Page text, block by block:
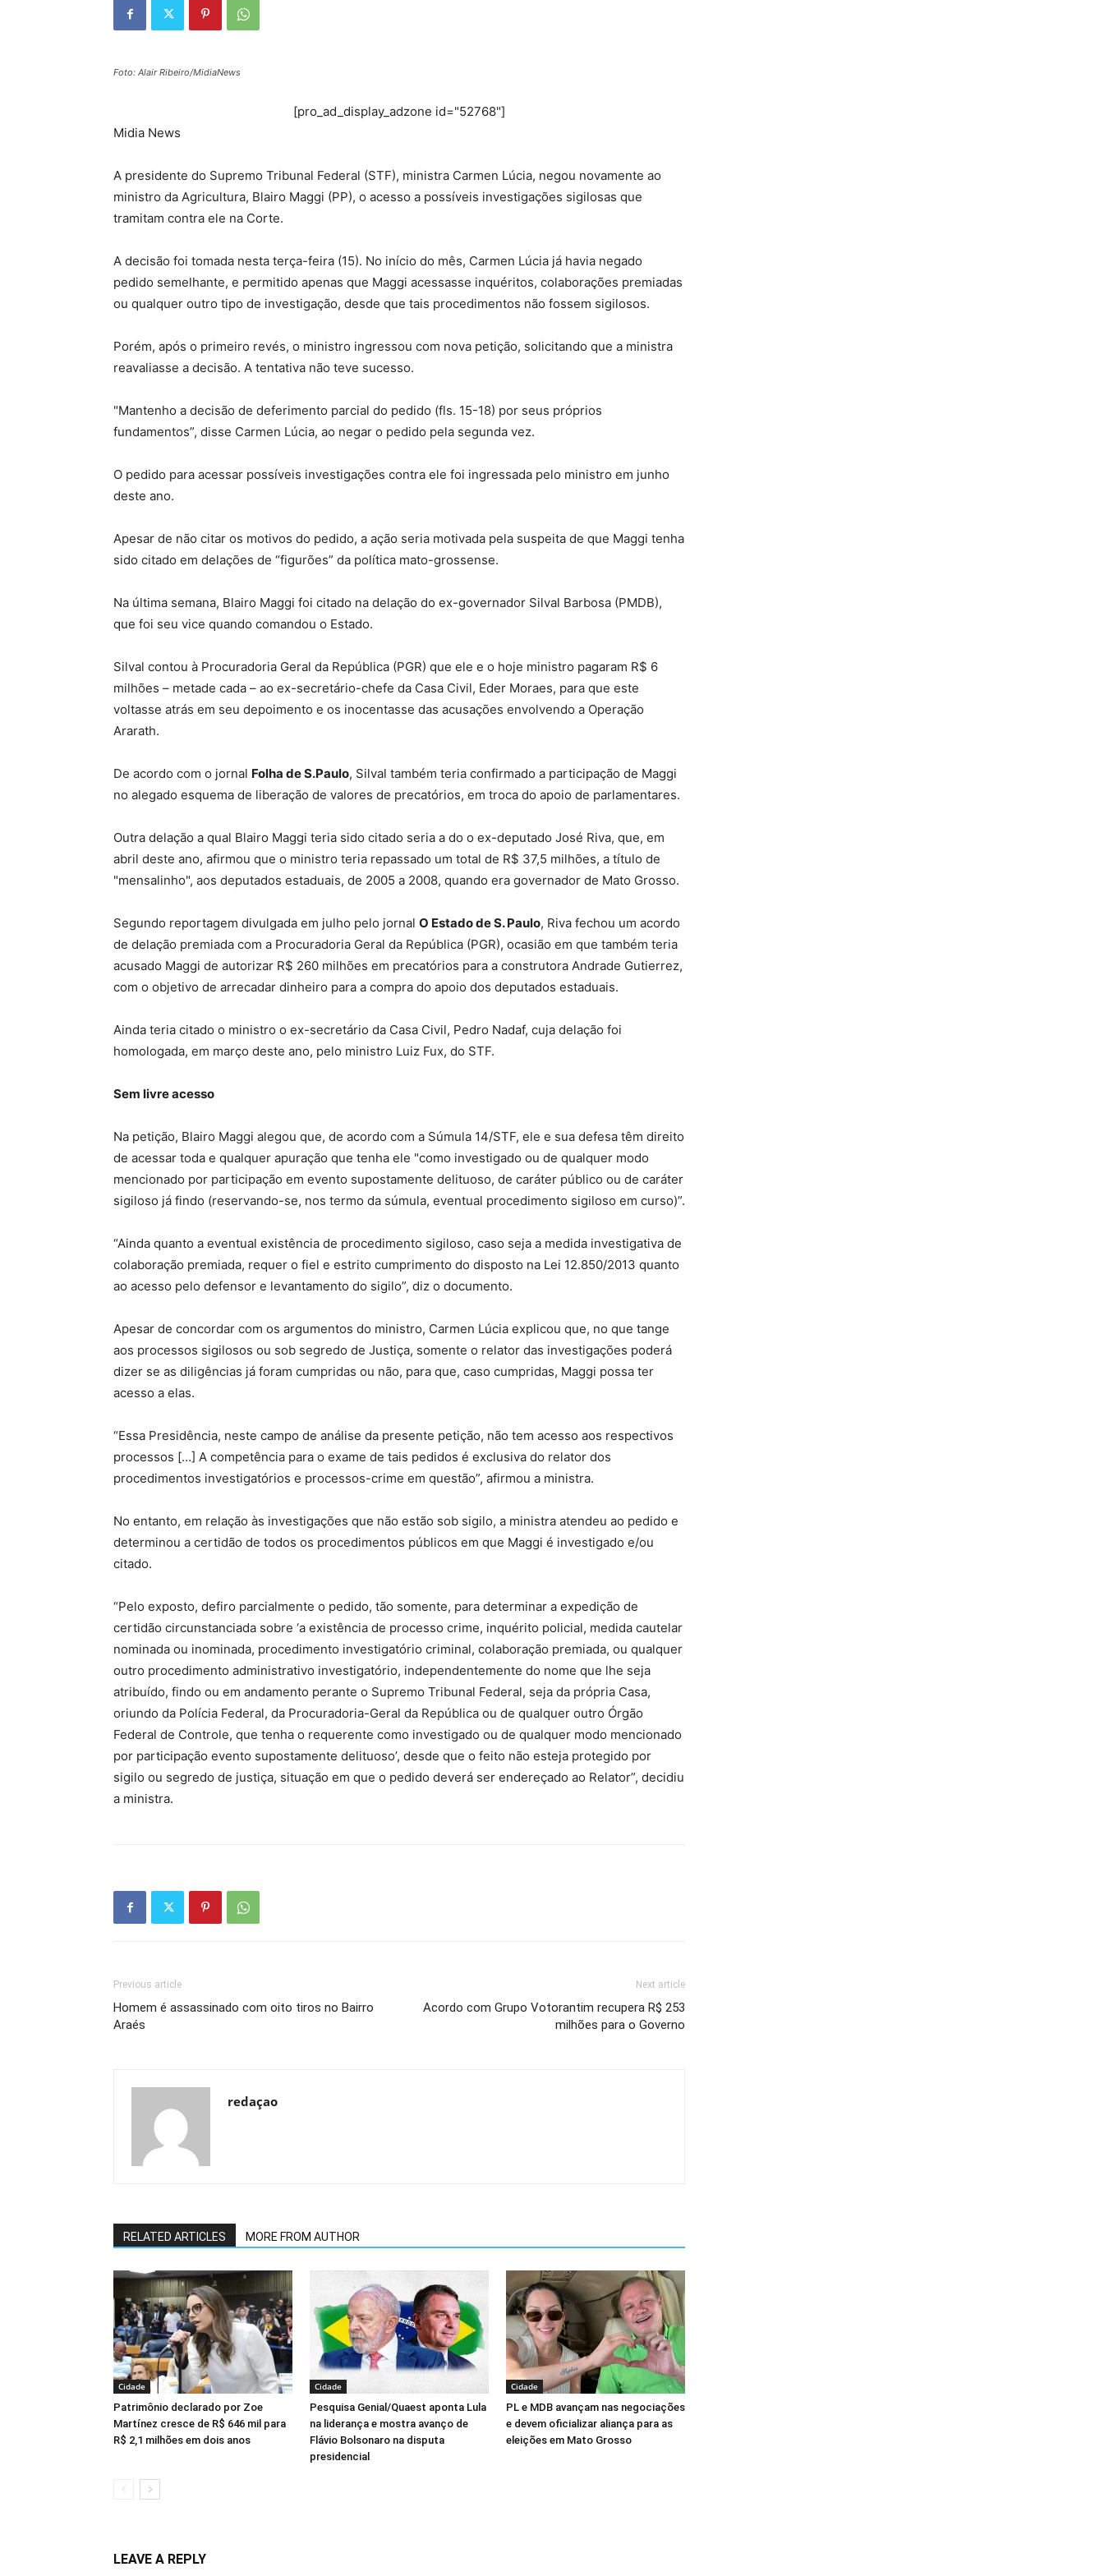
Foto: Alair Ribeiro/MidiaNews
[pro_ad_display_adzone id="52768"]
Midia News
A presidente do Supremo Tribunal Federal (STF), ministra Carmen Lúcia, negou novamente ao
ministro da Agricultura, Blairo Maggi (PP), o acesso a possíveis investigações sigilosas que
tramitam contra ele na Corte.
A decisão foi tomada nesta terça-feira (15). No início do mês, Carmen Lúcia já havia negado
pedido semelhante, e permitido apenas que Maggi acessasse inquéritos, colaborações premiadas
ou qualquer outro tipo de investigação, desde que tais procedimentos não fossem sigilosos.
Porém, após o primeiro revés, o ministro ingressou com nova petição, solicitando que a ministra
reavaliasse a decisão. A tentativa não teve sucesso.
"Mantenho a decisão de deferimento parcial do pedido (fls. 15-18) por seus próprios
fundamentos”, disse Carmen Lúcia, ao negar o pedido pela segunda vez.
O pedido para acessar possíveis investigações contra ele foi ingressada pelo ministro em junho
deste ano.
Apesar de não citar os motivos do pedido, a ação seria motivada pela suspeita de que Maggi tenha
sido citado em delações de “figurões” da política mato-grossense.
Na última semana, Blairo Maggi foi citado na delação do ex-governador Silval Barbosa (PMDB),
que foi seu vice quando comandou o Estado.
Silval contou à Procuradoria Geral da República (PGR) que ele e o hoje ministro pagaram R$ 6
milhões – metade cada – ao ex-secretário-chefe da Casa Civil, Eder Moraes, para que este
voltasse atrás em seu depoimento e os inocentasse das acusações envolvendo a Operação
Ararath.
De acordo com o jornal Folha de S.Paulo, Silval também teria confirmado a participação de Maggi
no alegado esquema de liberação de valores de precatórios, em troca do apoio de parlamentares.
Outra delação a qual Blairo Maggi teria sido citado seria a do o ex-deputado José Riva, que, em
abril deste ano, afirmou que o ministro teria repassado um total de R$ 37,5 milhões, a título de
"mensalinho", aos deputados estaduais, de 2005 a 2008, quando era governador de Mato Grosso.
Segundo reportagem divulgada em julho pelo jornal O Estado de S. Paulo, Riva fechou um acordo
de delação premiada com a Procuradoria Geral da República (PGR), ocasião em que também teria
acusado Maggi de autorizar R$ 260 milhões em precatórios para a construtora Andrade Gutierrez,
com o objetivo de arrecadar dinheiro para a compra do apoio dos deputados estaduais.
Ainda teria citado o ministro o ex-secretário da Casa Civil, Pedro Nadaf, cuja delação foi
homologada, em março deste ano, pelo ministro Luiz Fux, do STF.
Sem livre acesso
Na petição, Blairo Maggi alegou que, de acordo com a Súmula 14/STF, ele e sua defesa têm direito
de acessar toda e qualquer apuração que tenha ele "como investigado ou de qualquer modo
mencionado por participação em evento supostamente delituoso, de caráter público ou de caráter
sigiloso já findo (reservando-se, nos termo da súmula, eventual procedimento sigiloso em curso)”.
“Ainda quanto a eventual existência de procedimento sigiloso, caso seja a medida investigativa de
colaboração premiada, requer o fiel e estrito cumprimento do disposto na Lei 12.850/2013 quanto
ao acesso pelo defensor e levantamento do sigilo”, diz o documento.
Apesar de concordar com os argumentos do ministro, Carmen Lúcia explicou que, no que tange
aos processos sigilosos ou sob segredo de Justiça, somente o relator das investigações poderá
dizer se as diligências já foram cumpridas ou não, para que, caso cumpridas, Maggi possa ter
acesso a elas.
“Essa Presidência, neste campo de análise da presente petição, não tem acesso aos respectivos
processos […] A competência para o exame de tais pedidos é exclusiva do relator dos
procedimentos investigatórios e processos-crime em questão”, afirmou a ministra.
No entanto, em relação às investigações que não estão sob sigilo, a ministra atendeu ao pedido e
determinou a certidão de todos os procedimentos públicos em que Maggi é investigado e/ou
citado.
“Pelo exposto, defiro parcialmente o pedido, tão somente, para determinar a expedição de
certidão circunstanciada sobre ‘a existência de processo crime, inquérito policial, medida cautelar
nominada ou inominada, procedimento investigatório criminal, colaboração premiada, ou qualquer
outro procedimento administrativo investigatório, independentemente do nome que lhe seja
atribuído, findo ou em andamento perante o Supremo Tribunal Federal, seja da própria Casa,
oriundo da Polícia Federal, da Procuradoria-Geral da República ou de qualquer outro Órgão
Federal de Controle, que tenha o requerente como investigado ou de qualquer modo mencionado
por participação evento supostamente delituoso’, desde que o feito não esteja protegido por
sigilo ou segredo de justiça, situação em que o pedido deverá ser endereçado ao Relator”, decidiu
a ministra.
Previous article
Homem é assassinado com oito tiros no Bairro
Araés
Next article
Acordo com Grupo Votorantim recupera R$ 253
milhões para o Governo
redaçao
RELATED ARTICLES MORE FROM AUTHOR
Cidade
Patrimônio declarado por Zoe
Martínez cresce de R$ 646 mil para
R$ 2,1 milhões em dois anos
Cidade
Pesquisa Genial/Quaest aponta Lula
na liderança e mostra avanço de
Flávio Bolsonaro na disputa
presidencial
Cidade
PL e MDB avançam nas negociações
e devem oficializar aliança para as
eleições em Mato Grosso
LEAVE A REPLY